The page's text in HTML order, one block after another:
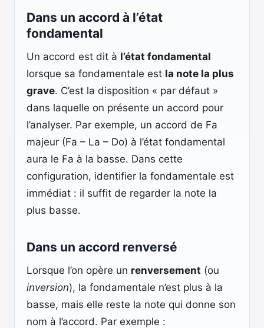
Dans un accord à l’état
fondamental
Un accord est dit à l’état fondamental
lorsque sa fondamentale est la note la plus
grave. C’est la disposition « par défaut »
dans laquelle on présente un accord pour
l’analyser. Par exemple, un accord de Fa
majeur (Fa – La – Do) à l’état fondamental
aura le Fa à la basse. Dans cette
configuration, identifier la fondamentale est
immédiat : il suffit de regarder la note la
plus basse.
Dans un accord renversé
Lorsque l’on opère un renversement (ou
inversion), la fondamentale n’est plus à la
basse, mais elle reste la note qui donne son
nom à l’accord. Par exemple :